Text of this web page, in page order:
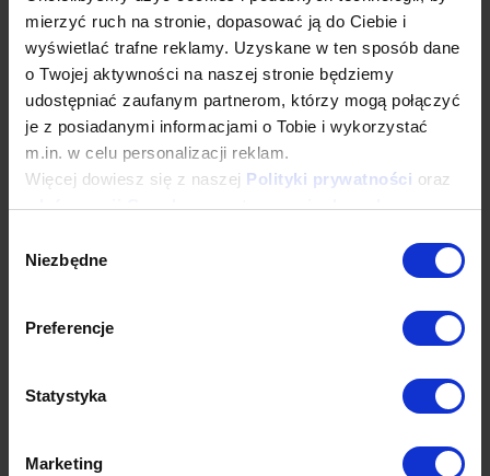
mierzyć ruch na stronie, dopasować ją do Ciebie i
wyświetlać trafne reklamy. Uzyskane w ten sposób dane
o Twojej aktywności na naszej stronie będziemy
udostępniać zaufanym partnerom, którzy mogą połączyć
je z posiadanymi informacjami o Tobie i wykorzystać
m.in. w celu personalizacji reklam.
Więcej dowiesz się z naszej Polityki prywatności oraz
zInformacji Google o przetwarzaniu danych.
zgody
Niezbędne
Preferencje
Statystyka
Marketing
[email protected]
Dane techniczne
Produkty powiązane